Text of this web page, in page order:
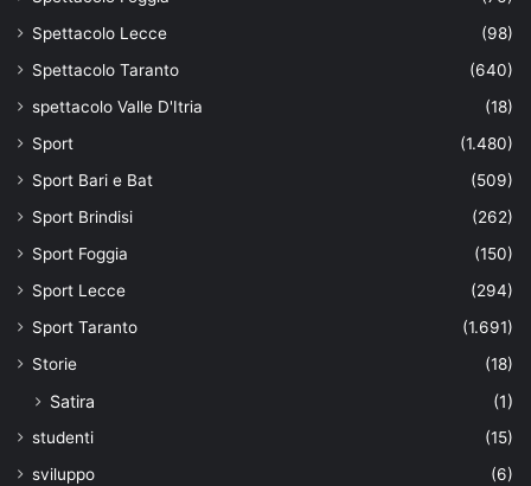
Spettacolo Lecce
(98)
Spettacolo Taranto
(640)
spettacolo Valle D'Itria
(18)
Sport
(1.480)
Sport Bari e Bat
(509)
Sport Brindisi
(262)
Sport Foggia
(150)
Sport Lecce
(294)
Sport Taranto
(1.691)
Storie
(18)
Satira (1)
studenti
(15)
sviluppo
(6)